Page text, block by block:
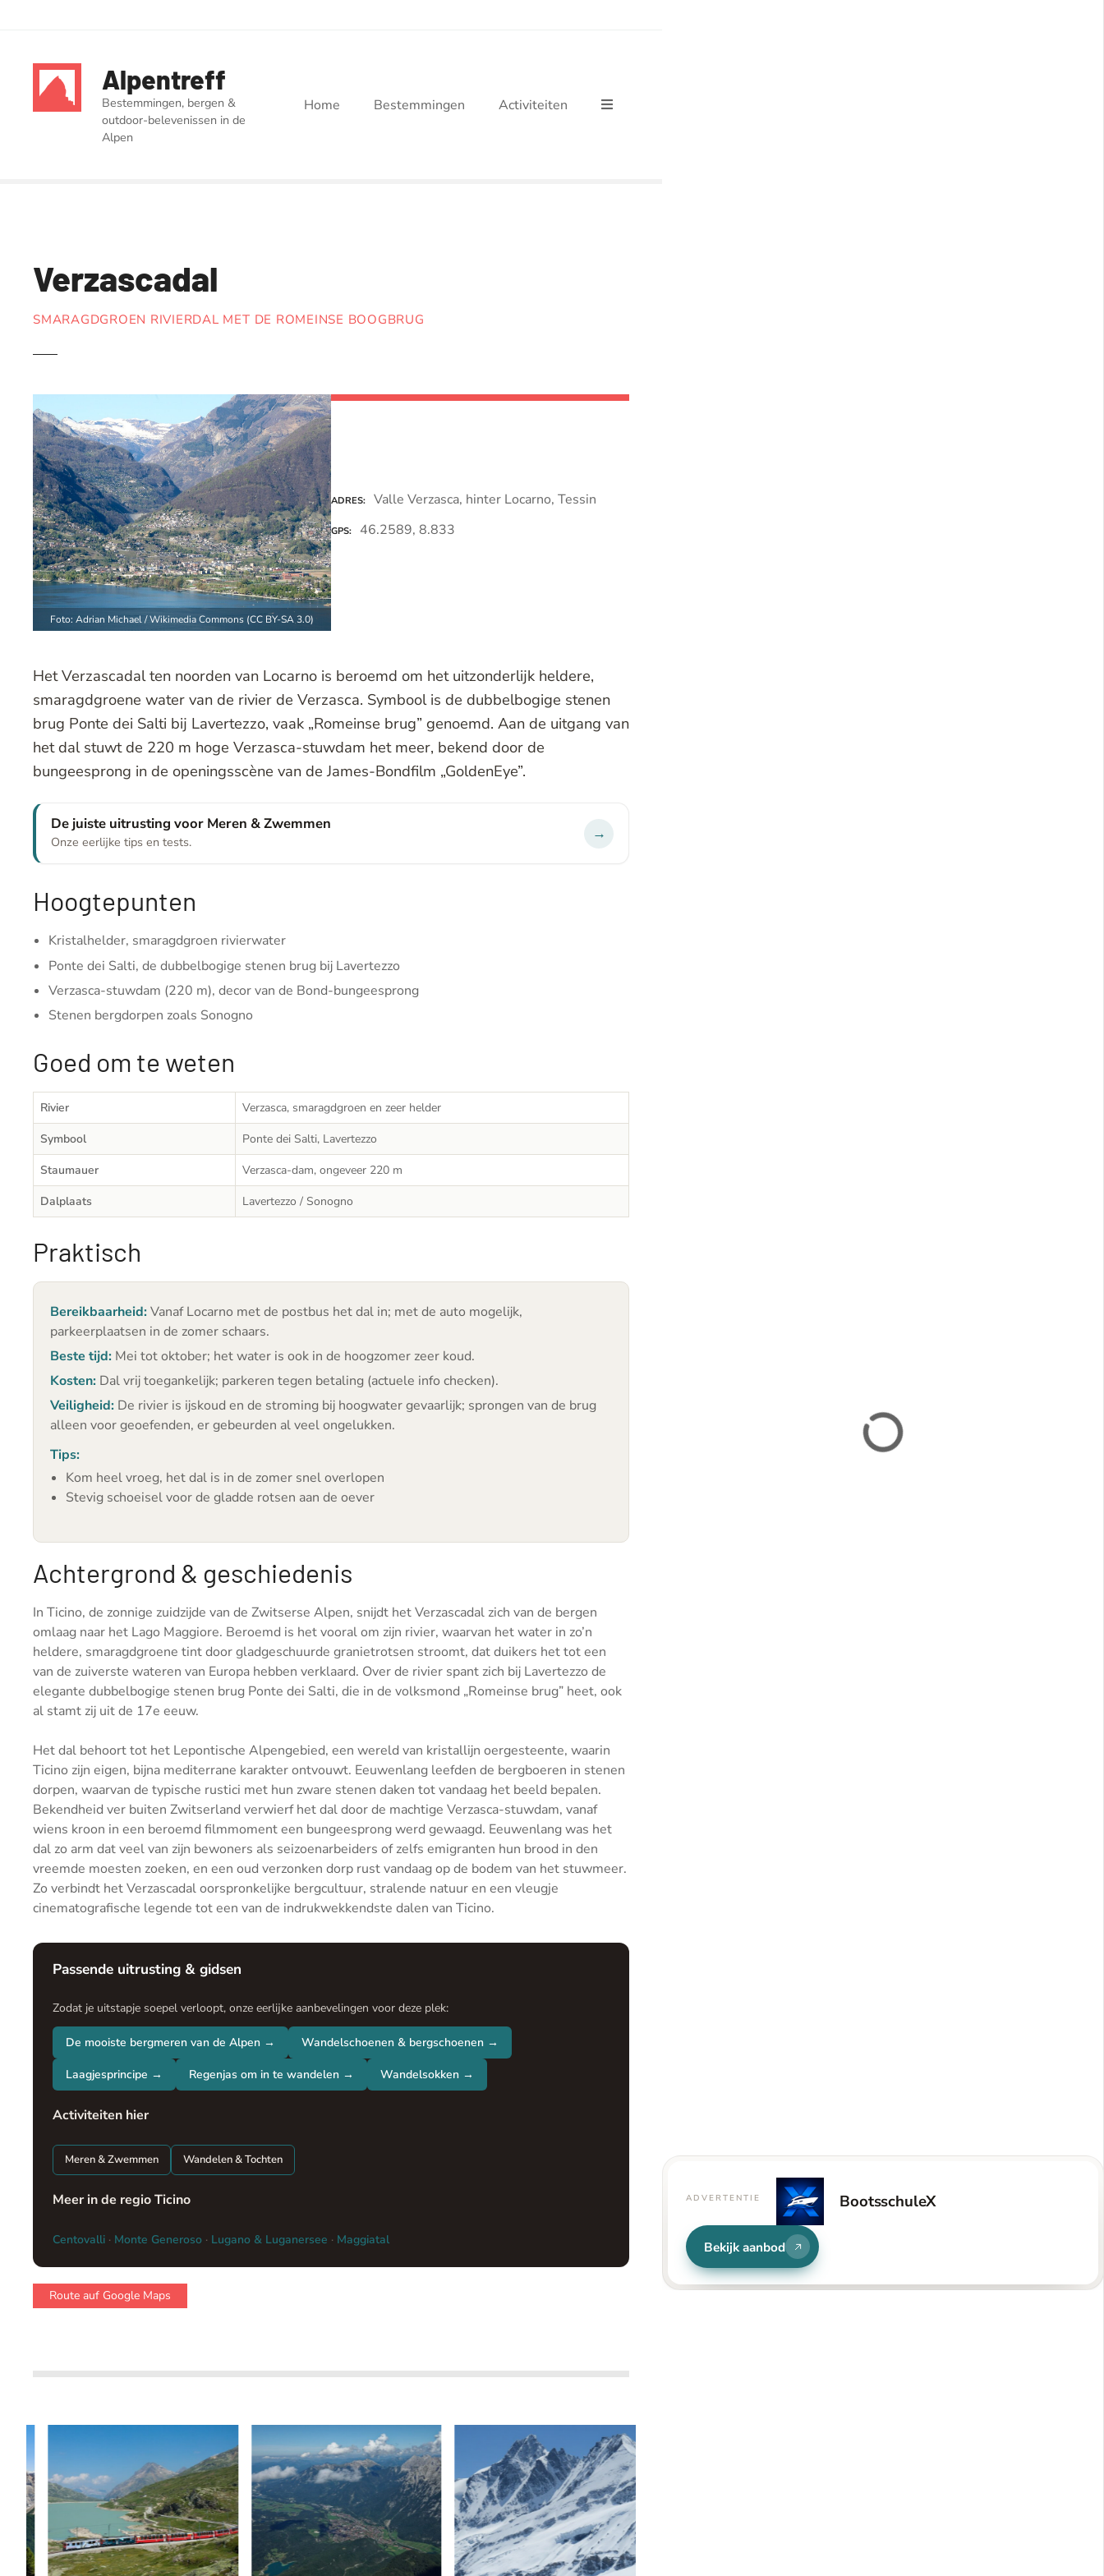
Alpentreff
Bestemmingen, bergen &
outdoor-belevenissen in de
Alpen
Home Bestemmingen Activiteiten
Verzascadal
SMARAGDGROEN RIVIERDAL MET DE ROMEINSE BOOGBRUG
Foto: Adrian Michael / Wikimedia Commons (CC BY-SA 3.0)
ADRES Valle Verzasca, hinter Locarno, Tessin
GPS 46.2589, 8.833
Het Verzascadal ten noorden van Locarno is beroemd om het uitzonderlijk heldere,
smaragdgroene water van de rivier de Verzasca. Symbool is de dubbelbogige stenen
brug Ponte dei Salti bij Lavertezzo, vaak „Romeinse brug” genoemd. Aan de uitgang van
het dal stuwt de 220 m hoge Verzasca-stuwdam het meer, bekend door de
bungeesprong in de openingsscène van de James-Bondfilm „GoldenEye”.
De juiste uitrusting voor Meren & Zwemmen
Onze eerlijke tips en tests. →
Hoogtepunten
Kristalhelder, smaragdgroen rivierwater
Ponte dei Salti, de dubbelbogige stenen brug bij Lavertezzo
Verzasca-stuwdam (220 m), decor van de Bond-bungeesprong
Stenen bergdorpen zoals Sonogno
Goed om te weten
Rivier
Verzasca, smaragdgroen en zeer helder
Symbool
Ponte dei Salti, Lavertezzo
Staumauer
Verzasca-dam, ongeveer 220 m
Dalplaats
Lavertezzo / Sonogno
Praktisch
Bereikbaarheid:Vanaf Locarno met de postbus het dal in; met de auto mogelijk,
parkeerplaatsen in de zomer schaars.
Beste tijd: Mei tot oktober; het water is ook in de hoogzomer zeer koud.
Kosten: Dal vrij toegankelijk; parkeren tegen betaling (actuele info checken).
Veiligheid: De rivier is ijskoud en de stroming bij hoogwater gevaarlijk; sprongen van de brug
alleen voor geoefenden, er gebeurden al veel ongelukken.
Tips:
Kom heel vroeg, het dal is in de zomer snel overlopen
Stevig schoeisel voor de gladde rotsen aan de oever
Achtergrond & geschiedenis
In Ticino, de zonnige zuidzijde van de Zwitserse Alpen, snijdt het Verzascadal zich van de bergen
omlaag naar het Lago Maggiore. Beroemd is het vooral om zijn rivier, waarvan het water in zo’n
heldere, smaragdgroene tint door gladgeschuurde granietrotsen stroomt, dat duikers het tot een
van de zuiverste wateren van Europa hebben verklaard. Over de rivier spant zich bij Lavertezzo de
elegante dubbelbogige stenen brug Ponte dei Salti, die in de volksmond „Romeinse brug” heet, ook
al stamt zij uit de 17e eeuw.
Het dal behoort tot het Lepontische Alpengebied, een wereld van kristallijn oergesteente, waarin
Ticino zijn eigen, bijna mediterrane karakter ontvouwt. Eeuwenlang leefden de bergboeren in stenen
dorpen, waarvan de typische rustici met hun zware stenen daken tot vandaag het beeld bepalen.
Bekendheid ver buiten Zwitserland verwierf het dal door de machtige Verzasca-stuwdam, vanaf
wiens kroon in een beroemd filmmoment een bungeesprong werd gewaagd. Eeuwenlang was het
dal zo arm dat veel van zijn bewoners als seizoenarbeiders of zelfs emigranten hun brood in den
vreemde moesten zoeken, en een oud verzonken dorp rust vandaag op de bodem van het stuwmeer.
Zo verbindt het Verzascadal oorspronkelijke bergcultuur, stralende natuur en een vleugje
cinematografische legende tot een van de indrukwekkendste dalen van Ticino.
Passende uitrusting & gidsen
Zodat je uitstapje soepel verloopt, onze eerlijke aanbevelingen voor deze plek:
De mooiste bergmeren van de Alpen → Wandelschoenen & bergschoenen →
Laagjesprincipe → Regenjas om in te wandelen → Wandelsokken →
Activiteiten hier
Meren & Zwemmen Wandelen & Tochten
Meer in de regio Ticino
Centovalli · Monte Generoso · Lugano & Luganersee · Maggiatal
Route auf Google Maps
ADVERTENTIE BootsschuleX
Bekijk aanbod